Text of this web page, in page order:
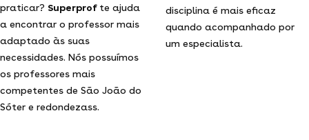
praticar? Superprof te ajuda
a encontrar o professor mais
adaptado às suas
necessidades. Nós possuímos
os professores mais
competentes de São João do
Sóter e redondezass.
disciplina é mais eficaz
quando acompanhado por
um especialista.